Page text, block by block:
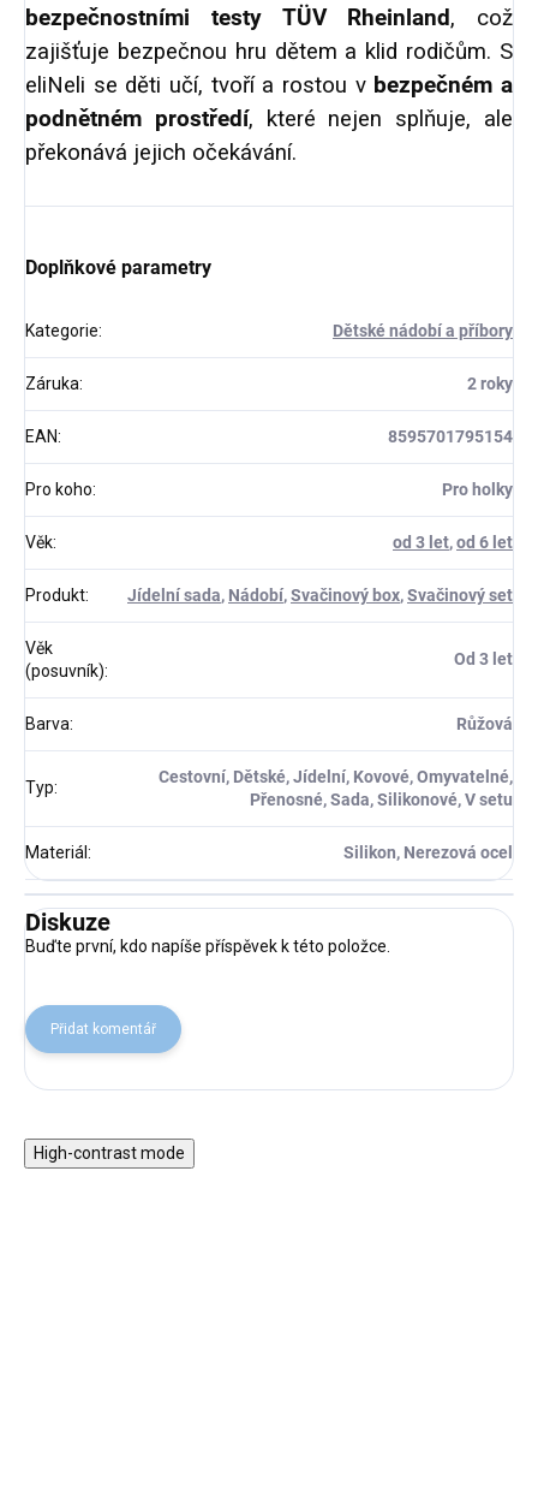
bezpečnostními testy TÜV Rheinland, což
zajišťuje bezpečnou hru dětem a klid rodičům. S
eliNeli se děti učí, tvoří a rostou vbezpečném a
podnětném prostředí, které nejen splňuje, ale
překonává jejich očekávání.
Doplňkové parametry
Kategorie: Dětské nádobí a příbory
Záruka: 2 roky
EAN: 8595701795154
Pro koho: Pro holky
Věk: od 3 let,od 6 let
Produkt: Jídelní sada, Nádobí,Svačinový box,Svačinový set
Věk
(posuvník):
Od 3 let
Barva: Růžová
Typ:
Cestovní, Dětské, Jídelní, Kovové, Omyvatelné,
Přenosné, Sada, Silikonové, V setu
Materiál: Silikon, Nerezová ocel
Diskuze
Buďte první, kdo napíše příspěvek k této položce.
Přidat komentář
High-contrast mode